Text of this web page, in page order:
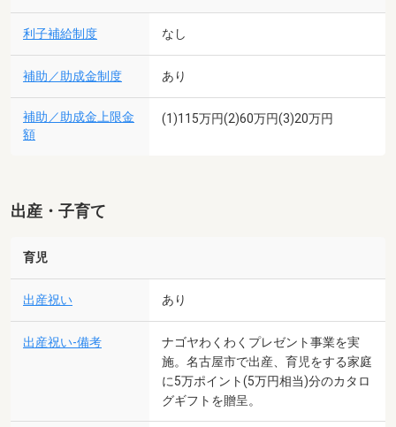
利子補給制度 なし
補助／助成金制度 あり
補助／助成金上限金
額
(1)115万円(2)60万円(3)20万円
出産・子育て
育児
出産祝い あり
出産祝い-備考
ナゴヤわくわくプレゼント事業を実
施。名古屋市で出産、育児をする家庭
に5万ポイント(5万円相当)分のカタロ
グギフトを贈呈。